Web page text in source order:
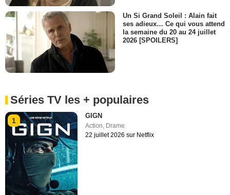
Un Si Grand Soleil : Alain fait
ses adieux… Ce qui vous attend
la semaine du 20 au 24 juillet
2026 [SPOILERS]
Séries TV les + populaires
1
GIGN
Action, Drame
22 juillet 2026 sur Netflix